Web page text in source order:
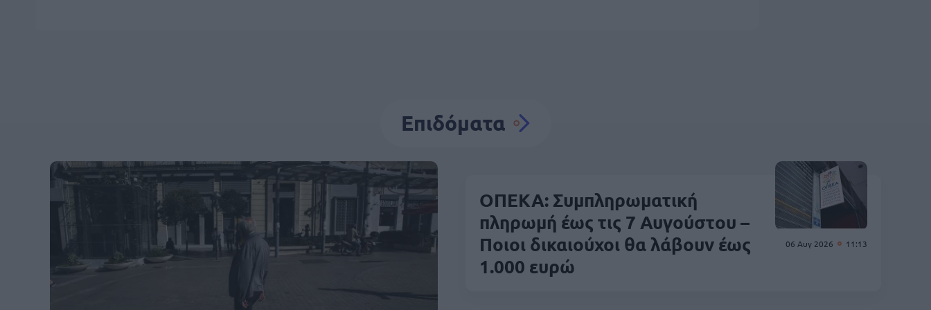
Επιδόματα
06 Αυγ 2026 11:13
ΟΠΕΚΑ: Συμπληρωματική
πληρωμή έως τις 7 Αυγούστου –
Ποιοι δικαιούχοι θα λάβουν έως
1.000 ευρώ